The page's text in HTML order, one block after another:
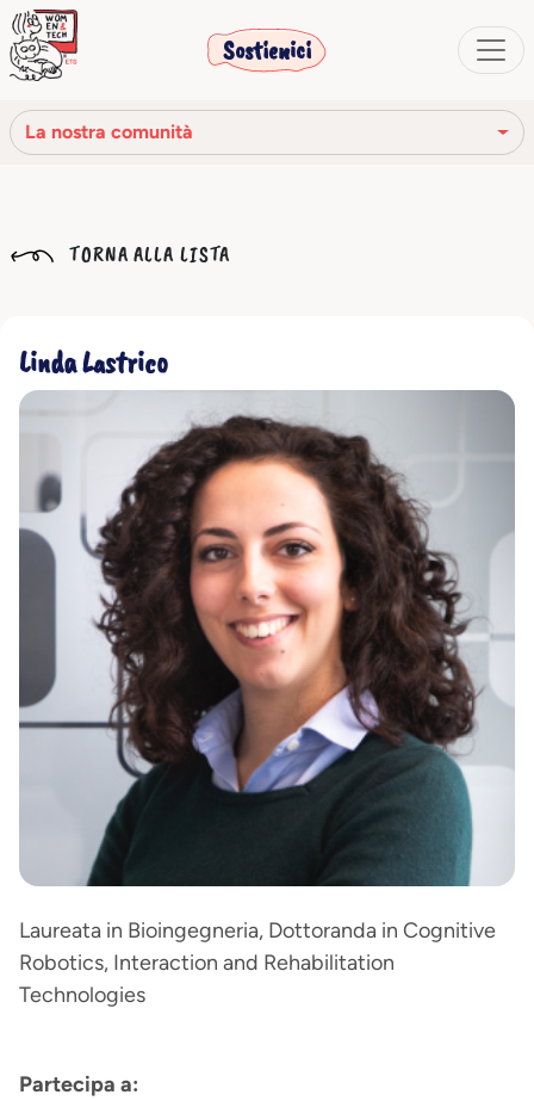
Sostienici
La nostra comunità
La nostra storia
Il nostro network
La nostra comunità
TORNA ALLA LISTA
Linda Lastrico
Laureata in Bioingegneria, Dottoranda in Cognitive
Robotics, Interaction and Rehabilitation
Technologies
Partecipa a: